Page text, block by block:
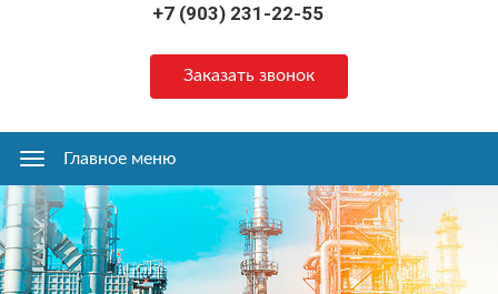
+7 (903) 231-22-55
Заказать звонок
Главное
меню
Главное меню